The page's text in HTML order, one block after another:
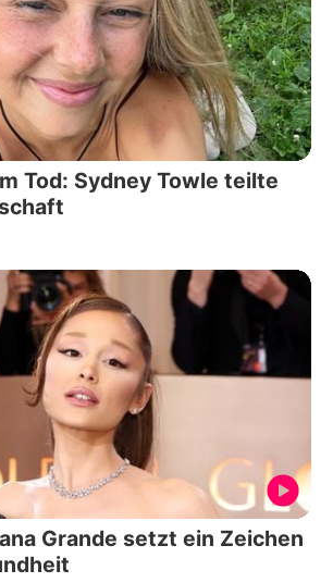
Tod: Sydney Towle teilte
Grande setzt ein Zeichen